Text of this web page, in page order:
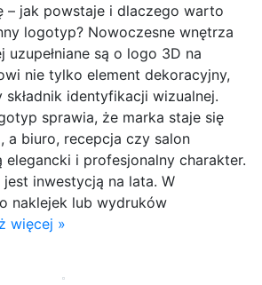
– jak powstaje i dlaczego warto
logotyp? Nowoczesne wnętrza
są o logo 3D na
nie tylko element dekoracyjny,
identyfikacji wizualnej.
sprawia, że marka staje się
a biuro, recepcja czy salon
elegancki i profesjonalny charakter.
inwestycją na lata. W
naklejek lub wydruków
więcej »